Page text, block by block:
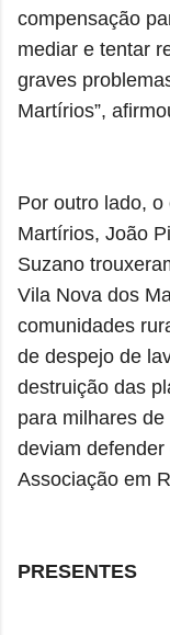
compensação
mediar e tentar
graves
Martírios”,
Por outro lado,
Martírios, João
Suzano
Vila Nova dos
comunidades
de despejo de
destruição das
para milhares de
deviam
Associação em
PRESENTES